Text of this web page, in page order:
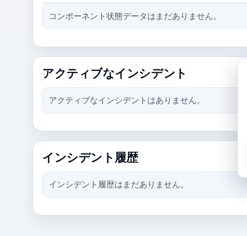
コンポーネント状態データはまだありません。
アクティブなインシデント
アクティブなインシデントはありません。
インシデント履歴
インシデント履歴はまだありません。